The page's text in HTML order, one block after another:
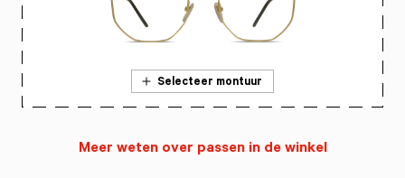
Selecteer montuur
Meer weten over passen in de winkel